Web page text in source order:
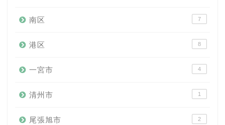
南区 7
港区 8
一宮市 4
清州市 1
尾張旭市 2